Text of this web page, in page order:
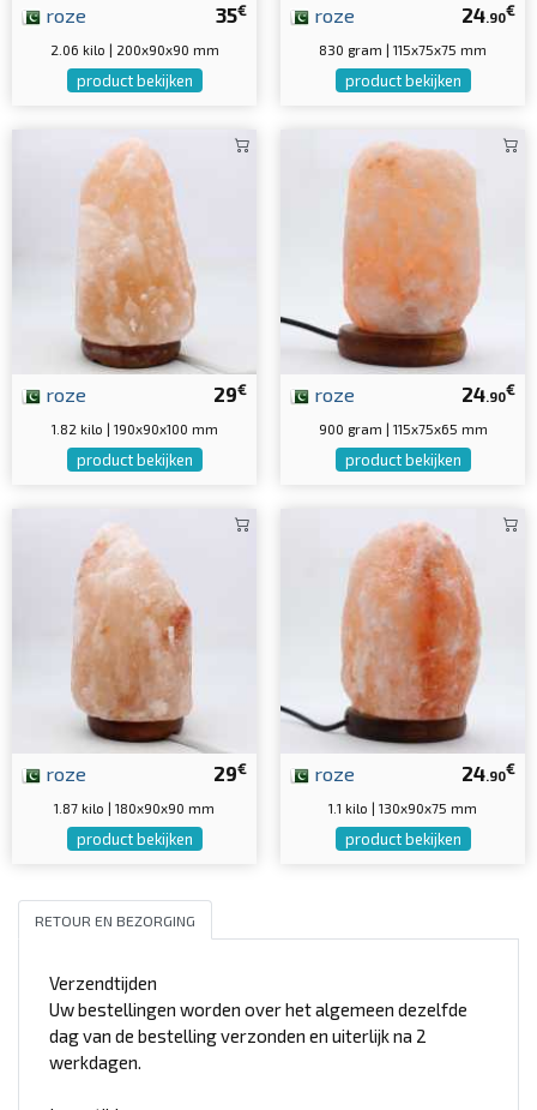
35€
roze
2.06 kilo | 200x90x90 mm
product bekijken
24.90€
roze
830 gram | 115x75x75 mm
product bekijken
29€
roze
1.82 kilo | 190x90x100 mm
product bekijken
24.90€
roze
900 gram | 115x75x65 mm
product bekijken
29€
roze
1.87 kilo | 180x90x90 mm
product bekijken
24.90€
roze
1.1 kilo | 130x90x75 mm
product bekijken
RETOUR EN BEZORGING
Verzendtijden
Uw bestellingen worden over het algemeen dezelfde
dag van de bestelling verzonden en uiterlijk na 2
werkdagen.